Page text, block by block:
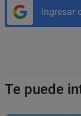
Ingresar
Te puede